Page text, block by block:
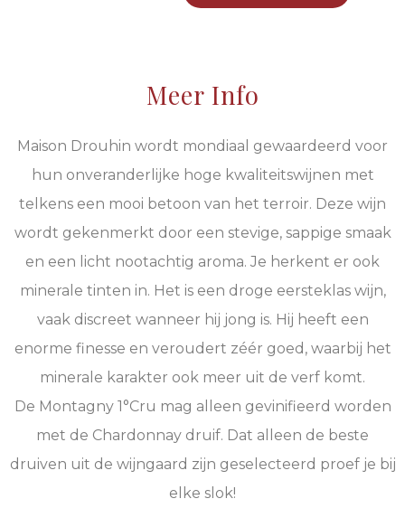
Meer Info
Maison Drouhin wordt mondiaal gewaardeerd voor
hun onveranderlijke hoge kwaliteitswijnen met
telkens een mooi betoon van het terroir. Deze wijn
wordt gekenmerkt door een stevige, sappige smaak
en een licht nootachtig aroma. Je herkent er ook
minerale tinten in. Het is een droge eersteklas wijn,
vaak discreet wanneer hij jong is. Hij heeft een
enorme finesse en veroudert zéér goed, waarbij het
minerale karakter ook meer uit de verf komt.
De Montagny 1°Cru mag alleen gevinifieerd worden
met de Chardonnay druif. Dat alleen de beste
druiven uit de wijngaard zijn geselecteerd proef je bij
elke slok!